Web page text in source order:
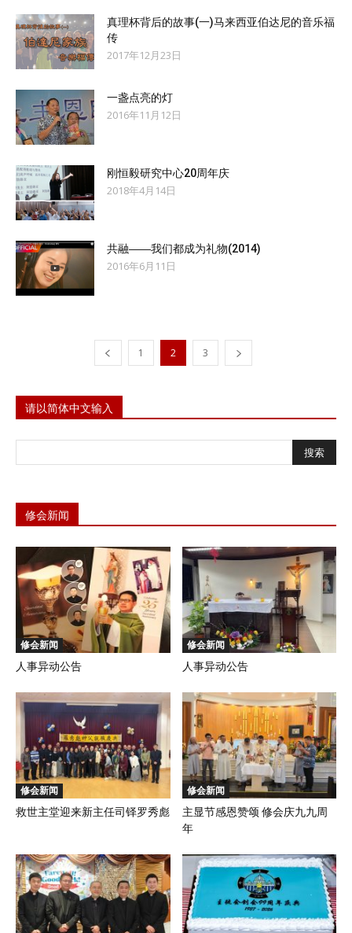
真理杯背后的故事(一)马来西亚伯达尼的音乐福
传
2017年12月23日
一盏点亮的灯
2016年11月12日
刚恒毅研究中心20周年庆
2018年4月14日
共融――我们都成为礼物(2014)
2016年6月11日
1 2 3
请以简体中文输入
修会新闻
修会新闻
人事异动公告
修会新闻
人事异动公告
修会新闻
救世主堂迎来新主任司铎罗秀彪
修会新闻
主显节感恩赞颂 修会庆九九周
年